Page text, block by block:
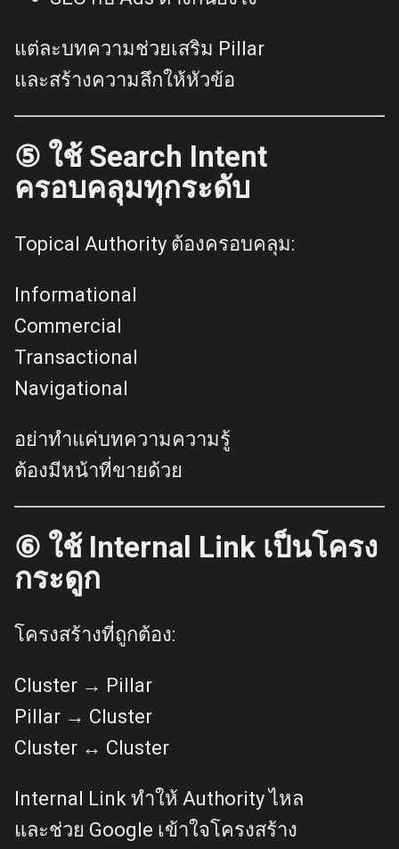
แต่ละบทความช่วยเสริม Pillar
และสร้างความลึกให้หัวข้อ
⑤ ใช้ Search Intent
ครอบคลุมทุกระดับ
Topical Authority ต้องครอบคลุม:
Informational
Commercial
Transactional
Navigational
อย่าทำแค่บทความความรู้
ต้องมีหน้าที่ขายด้วย
⑥ ใช้ Internal Link เป็นโครง
กระดูก
โครงสร้างที่ถูกต้อง:
Cluster → Pillar
Pillar → Cluster
Cluster ↔ Cluster
Internal Link ทำให้ Authority ไหล
และช่วย Google เข้าใจโครงสร้าง